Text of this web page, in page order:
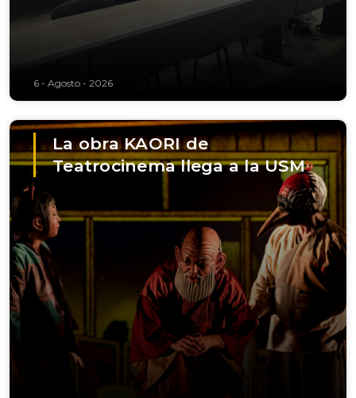
6 - Agosto - 2026
La obra KAORI de
Teatrocinema llega a la USM